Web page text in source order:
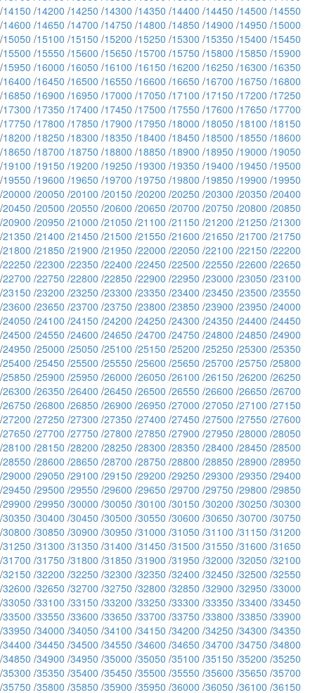
/14150 /14200 /14250 /14300 /14350 /14400 /14450 /14500 /14550
/14600 /14650 /14700 /14750 /14800 /14850 /14900 /14950 /15000
/15050 /15100 /15150 /15200 /15250 /15300 /15350 /15400 /15450
/15500 /15550 /15600 /15650 /15700 /15750 /15800 /15850 /15900
/15950 /16000 /16050 /16100 /16150 /16200 /16250 /16300 /16350
/16400 /16450 /16500 /16550 /16600 /16650 /16700 /16750 /16800
/16850 /16900 /16950 /17000 /17050 /17100 /17150 /17200 /17250
/17300 /17350 /17400 /17450 /17500 /17550 /17600 /17650 /17700
/17750 /17800 /17850 /17900 /17950 /18000 /18050 /18100 /18150
/18200 /18250 /18300 /18350 /18400 /18450 /18500 /18550 /18600
/18650 /18700 /18750 /18800 /18850 /18900 /18950 /19000 /19050
/19100 /19150 /19200 /19250 /19300 /19350 /19400 /19450 /19500
/19550 /19600 /19650 /19700 /19750 /19800 /19850 /19900 /19950
/20000 /20050 /20100 /20150 /20200 /20250 /20300 /20350 /20400
/20450 /20500 /20550 /20600 /20650 /20700 /20750 /20800 /20850
/20900 /20950 /21000 /21050 /21100 /21150 /21200 /21250 /21300
/21350 /21400 /21450 /21500 /21550 /21600 /21650 /21700 /21750
/21800 /21850 /21900 /21950 /22000 /22050 /22100 /22150 /22200
/22250 /22300 /22350 /22400 /22450 /22500 /22550 /22600 /22650
/22700 /22750 /22800 /22850 /22900 /22950 /23000 /23050 /23100
/23150 /23200 /23250 /23300 /23350 /23400 /23450 /23500 /23550
/23600 /23650 /23700 /23750 /23800 /23850 /23900 /23950 /24000
/24050 /24100 /24150 /24200 /24250 /24300 /24350 /24400 /24450
/24500 /24550 /24600 /24650 /24700 /24750 /24800 /24850 /24900
/24950 /25000 /25050 /25100 /25150 /25200 /25250 /25300 /25350
/25400 /25450 /25500 /25550 /25600 /25650 /25700 /25750 /25800
/25850 /25900 /25950 /26000 /26050 /26100 /26150 /26200 /26250
/26300 /26350 /26400 /26450 /26500 /26550 /26600 /26650 /26700
/26750 /26800 /26850 /26900 /26950 /27000 /27050 /27100 /27150
/27200 /27250 /27300 /27350 /27400 /27450 /27500 /27550 /27600
/27650 /27700 /27750 /27800 /27850 /27900 /27950 /28000 /28050
/28100 /28150 /28200 /28250 /28300 /28350 /28400 /28450 /28500
/28550 /28600 /28650 /28700 /28750 /28800 /28850 /28900 /28950
/29000 /29050 /29100 /29150 /29200 /29250 /29300 /29350 /29400
/29450 /29500 /29550 /29600 /29650 /29700 /29750 /29800 /29850
/29900 /29950 /30000 /30050 /30100 /30150 /30200 /30250 /30300
/30350 /30400 /30450 /30500 /30550 /30600 /30650 /30700 /30750
/30800 /30850 /30900 /30950 /31000 /31050 /31100 /31150 /31200
/31250 /31300 /31350 /31400 /31450 /31500 /31550 /31600 /31650
/31700 /31750 /31800 /31850 /31900 /31950 /32000 /32050 /32100
/32150 /32200 /32250 /32300 /32350 /32400 /32450 /32500 /32550
/32600 /32650 /32700 /32750 /32800 /32850 /32900 /32950 /33000
/33050 /33100 /33150 /33200 /33250 /33300 /33350 /33400 /33450
/33500 /33550 /33600 /33650 /33700 /33750 /33800 /33850 /33900
/33950 /34000 /34050 /34100 /34150 /34200 /34250 /34300 /34350
/34400 /34450 /34500 /34550 /34600 /34650 /34700 /34750 /34800
/34850 /34900 /34950 /35000 /35050 /35100 /35150 /35200 /35250
/35300 /35350 /35400 /35450 /35500 /35550 /35600 /35650 /35700
/35750 /35800 /35850 /35900 /35950 /36000 /36050 /36100 /36150